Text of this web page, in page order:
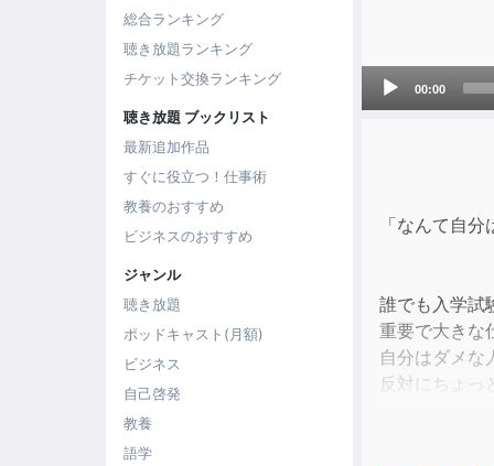
総合ランキング
聴き放題ランキング
チケット交換ランキング
聴き放題 ブックリスト
最新追加作品
すぐに役立つ！仕事術
教養のおすすめ
ビジネスのおすすめ
ジャンル
聴き放題
ポッドキャスト(月額)
ビジネス
自己啓発
教養
語学
Audio
00:00
「なんて自
誰でも入学試
重要で大きな
自分はダメな
反対にちょ